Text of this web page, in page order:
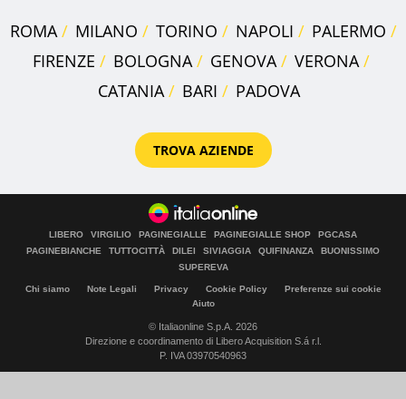
ROMA MILANO TORINO NAPOLI
PALERMO
FIRENZE
BOLOGNA GENOVA
VERONA
CATANIA
BARI PADOVA
TROVA AZIENDE
LIBERO VIRGILIO PAGINEGIALLE PAGINEGIALLE SHOP
PGCASA
PAGINEBIANCHE
TUTTOCITTÀ DILEI SIVIAGGIA QUIFINANZA
BUONISSIMO
SUPEREVA
Chi siamo Note Legali Privacy Cookie Policy
Preferenze sui cookie
Aiuto
© Italiaonline S.p.A. 2026
Direzione e coordinamento di Libero Acquisition S.á r.l.
P. IVA 03970540963